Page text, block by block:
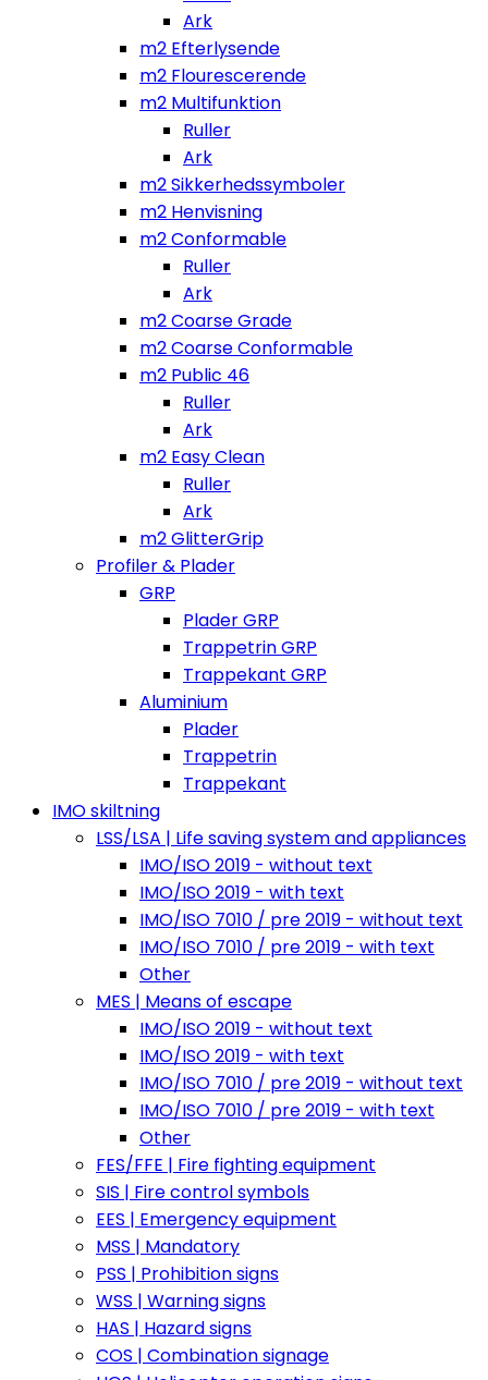
Ark
m2 Efterlysende
m2 Flourescerende
m2 Multifunktion
Ruller
Ark
m2 Sikkerhedssymboler
m2 Henvisning
m2 Conformable
Ruller
Ark
m2 Coarse Grade
m2 Coarse Conformable
m2 Public 46
Ruller
Ark
m2 Easy Clean
Ruller
Ark
m2 GlitterGrip
Profiler & Plader
GRP
Plader GRP
Trappetrin GRP
Trappekant GRP
Aluminium
Plader
Trappetrin
Trappekant
IMO skiltning
LSS/LSA | Life saving system and appliances
IMO/ISO 2019 - without text
IMO/ISO 2019 - with text
IMO/ISO 7010 / pre 2019 - without text
IMO/ISO 7010 / pre 2019 - with text
Other
MES | Means of escape
IMO/ISO 2019 - without text
IMO/ISO 2019 - with text
IMO/ISO 7010 / pre 2019 - without text
IMO/ISO 7010 / pre 2019 - with text
Other
FES/FFE | Fire fighting equipment
SIS | Fire control symbols
EES | Emergency equipment
MSS | Mandatory
PSS | Prohibition signs
WSS | Warning signs
HAS | Hazard signs
COS | Combination signage